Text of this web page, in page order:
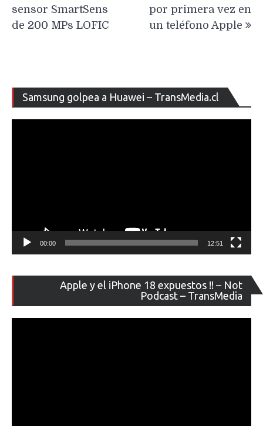
sensor SmartSens
de 200 MPs LOFIC
por primera vez en
un teléfono Apple
Samsung golpea a Huawei – TransMedia.cl
de
00:00 12:51
Apple y el iPhone 18 expuestos !! – Not
Podcast – TransMedia
de